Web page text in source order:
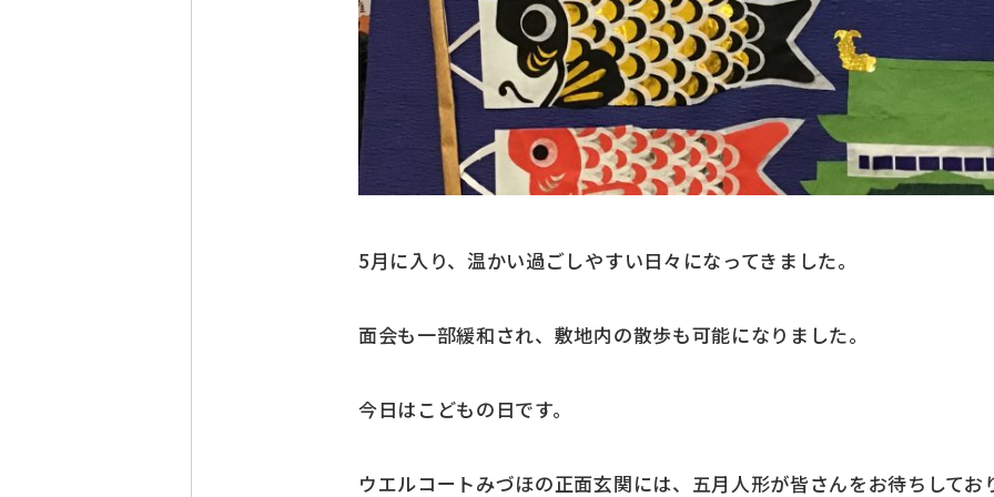
5月に入り、温かい過ごしやすい日々になってきました。
面会も一部緩和され、敷地内の散歩も可能になりました。
今日はこどもの日です。
ウエルコートみづほの正面玄関には、五月人形が皆さんをお待ちしてお